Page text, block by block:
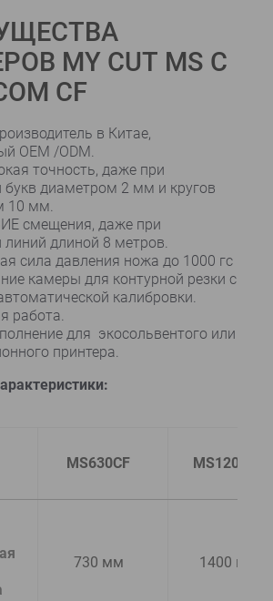
MY CUT MS С
CF
в Китае,
OEM /ODM.
точность, даже при
букв диаметром 2 мм и кругов
10 мм.
смещения, даже при
линий длиной 8 метров.
сила давления ножа до 1000 гс
камеры для контурной резки с
калибровки.
работа.
для экосольвентого или
принтера.
MS630CF MS1200CF
730 мм 1400 мм